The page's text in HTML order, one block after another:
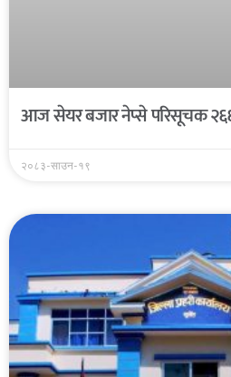
आज सेयर बजार नेप्से परिसूचक
२०८३-साउन-१९